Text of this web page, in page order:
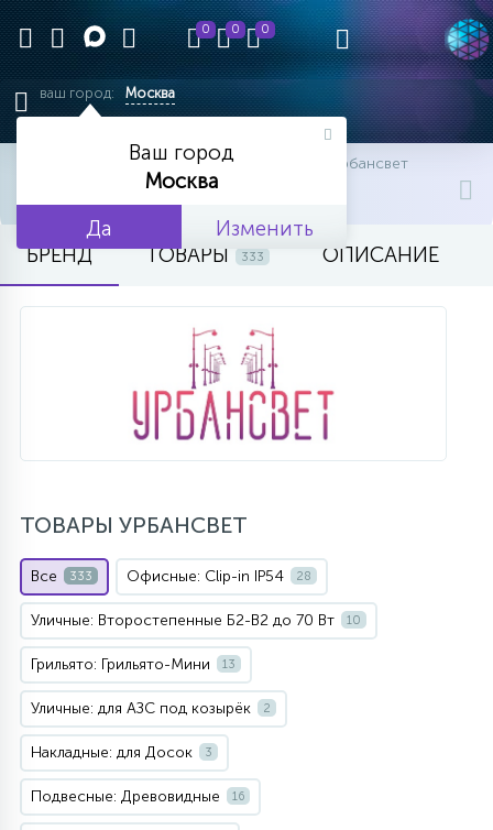
0 0 0
ваш город: Москва
Ваш город
Москва
Да
Изменить
бренды и производители урбансвет
БРЕНД ТОВАРЫ 333 ОПИСАНИЕ
ТОВАРЫ УРБАНСВЕТ
Все 333 Офисные: Clip-in IP54 28
Уличные: Второстепенные Б2-В2 до 70 Вт 10
Грильято: Грильято-Мини 13
Уличные: для АЗС под козырёк 2
Накладные: для Досок 3
Подвесные: Древовидные 16